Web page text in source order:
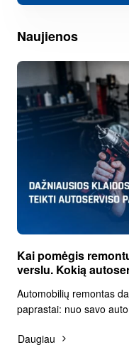
Naujienos
Kai pomėgis
verslu. Kokią
Automobilių remontas
paprastai: nuo savo
suprasti techniką. Laikui
Daugiau